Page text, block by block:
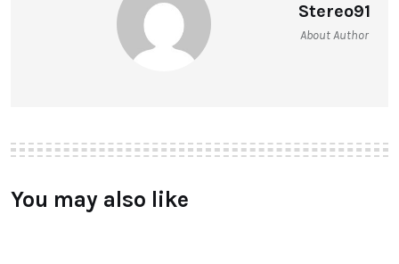
Stereo91
About Author
You may also like